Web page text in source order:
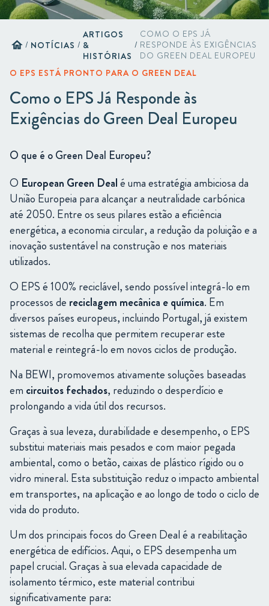
home / NOTÍCIAS /
ARTIGOS
&
HISTÓRIAS
/
COMO O EPS JÁ
RESPONDE ÀS EXIGÊNCIAS
DO GREEN DEAL EUROPEU
O EPS ESTÁ PRONTO PARA O GREEN DEAL
Como o EPS Já Responde às
Exigências do Green Deal Europeu
O que é oGreen Deal Europeu?
O European Green Dealéumaestratégiaambiciosada
União Europeia paraalcançara neutralidadecarbónica
até 2050. Entreosseus pilaresestãoaeficiência
energética,aeconomiacircular,a reduçãoda poluiçãoea
inovaçãosustentável naconstruçãoe nos materiais
utilizados.
O EPSé100% reciclável,sendo possívelintegrá-loem
processosde reciclagem mecânica equímica. Em
diversos paíseseuropeus,incluindo Portugal,jáexistem
sistemasde recolhaque permitem recuperareste
materiale reintegrá-loem novosciclosde produção.
Na BEWI, promovemosativamentesoluções baseadas
em circuitosfechados, reduzindoodesperdícioe
prolongandoavidaútildos recursos.
Graçasàsua leveza,durabilidadeedesempenho,o EPS
substitui materiais mais pesadosecom maiorpegada
ambiental,comoo betão, caixas de plástico rígidoouo
vidro mineral. Estasubstituição reduzoimpactoambiental
emtransportes, naaplicaçãoeao longodetodoociclode
vidado produto.
Um dos principais focos do Green Deal é a reabilitação
energética de edifícios. Aqui, o EPS desempenha um
papel crucial. Graças à sua elevada capacidade de
isolamento térmico, este material contribui
significativamente para: